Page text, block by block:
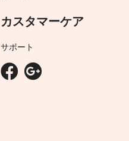
カスタマーケア
サポート